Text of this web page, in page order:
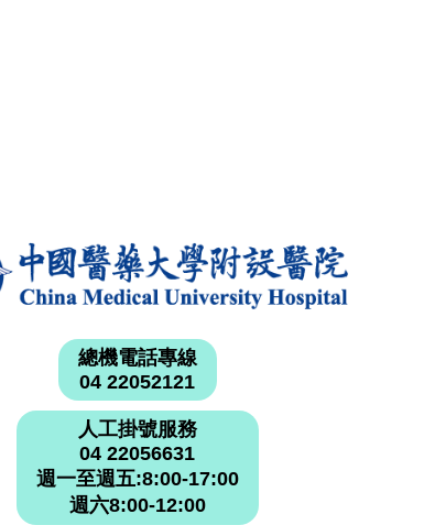
總機電話專線
04 22052121
人工掛號服務
04 22056631
週一至週五:8:00-17:00
週六8:00-12:00